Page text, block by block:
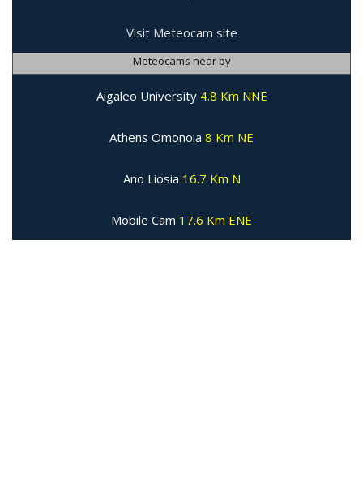
Visit Meteocam site
Meteocams near by
Aigaleo University 4.8 Km NNE
Athens Omonoia 8 Km NE
Ano Liosia 16.7 Km N
Mobile Cam 17.6 Km ENE